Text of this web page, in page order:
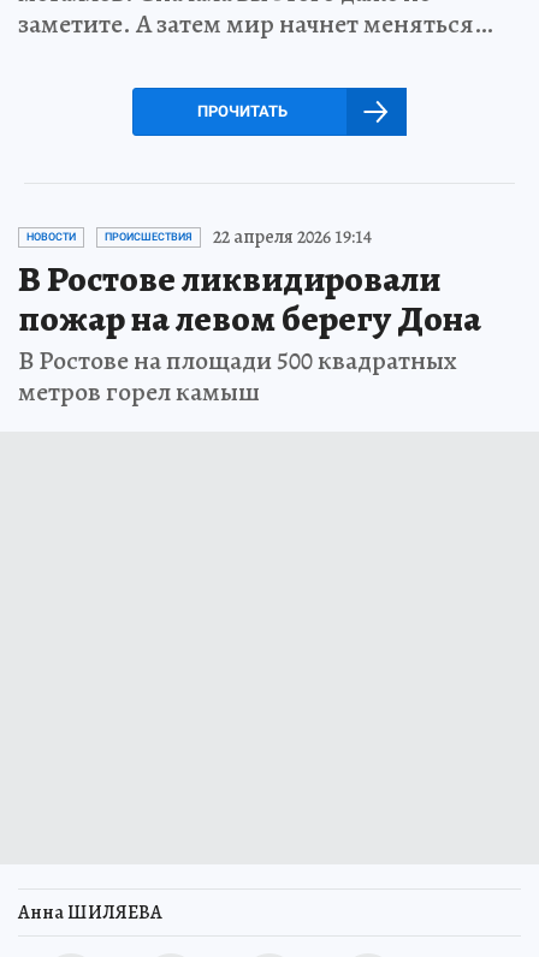
заметите. А затем мир начнет меняться…
ПРОЧИТАТЬ
НОВОСТИ ПРОИСШЕСТВИЯ 22 апреля 2026 19:14
В Ростове ликвидировали
пожар на левом берегу Дона
В Ростове на площади 500 квадратных
метров горел камыш
Анна ШИЛЯЕВА